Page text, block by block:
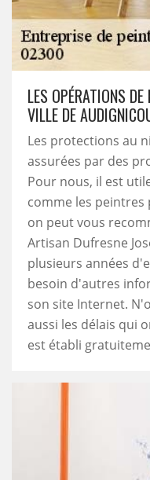
LES OPÉRATIONS
VILLE DE
Les protections au
assurées par des
Pour nous, il est
comme les peintres
on peut vous
Artisan Dufresne
plusieurs années
besoin d'autres
son site Internet.
aussi les délais qui
est établi